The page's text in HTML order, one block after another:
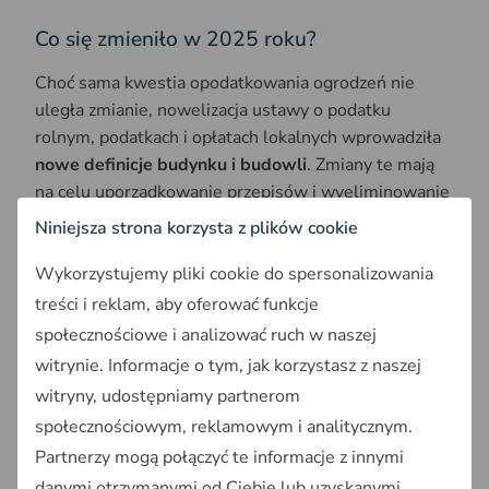
Co się zmieniło w 2025 roku?
Choć sama kwestia opodatkowania ogrodzeń nie
uległa zmianie, nowelizacja ustawy o podatku
rolnym, podatkach i opłatach lokalnych wprowadziła
nowe definicje budynku i budowli. Zmiany te mają
na celu uporządkowanie przepisów i wyeliminowanie
dotychczasowych nieścisłości.
Jednym z
głównych założeń nowelizacji było
zrównanie stawek opodatkowania garaży
Ministerstwo Finansów wyjaśniło również, że
ogrodzenia związane z działalnością leśną nie
podlegają opodatkowaniu, co dotyczy zarówno
przepisów obowiązujących do końca 2024 roku, jak i
tych aktualnych.
Podstawa prawna
Niniejsza strona korzysta z plików cookie
Wykorzystujemy pliki cookie do spersonalizowania
treści i reklam, aby oferować funkcje
społecznościowe i analizować ruch w naszej
witrynie. Informacje o tym, jak korzystasz z naszej
witryny, udostępniamy partnerom
społecznościowym, reklamowym i analitycznym.
Partnerzy mogą połączyć te informacje z innymi